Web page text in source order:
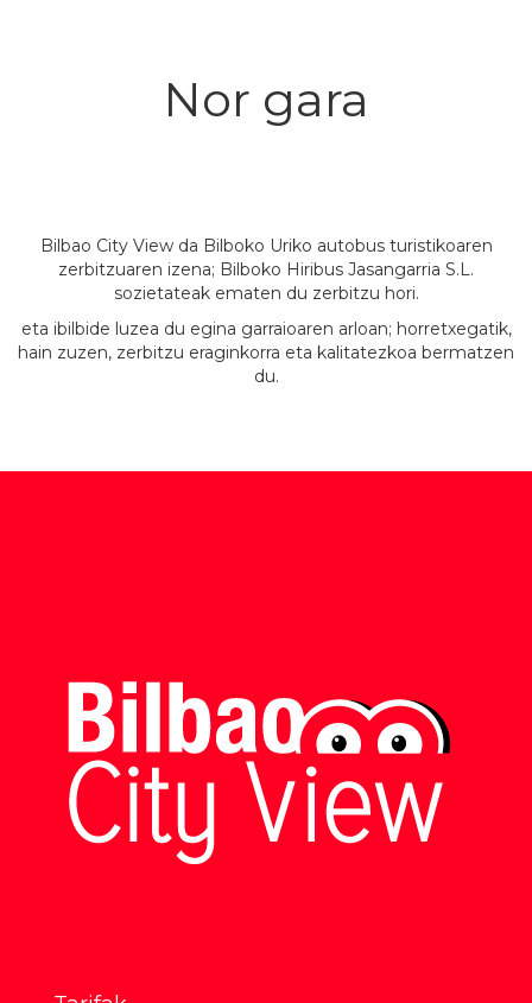
Nor gara
Bilbao City View da Bilboko Uriko autobus turistikoaren
zerbitzuaren izena; Bilboko Hiribus Jasangarria S.L.
sozietateak ematen du zerbitzu hori.
eta ibilbide luzea du egina garraioaren arloan; horretxegatik,
hain zuzen, zerbitzu eraginkorra eta kalitatezkoa bermatzen
du.